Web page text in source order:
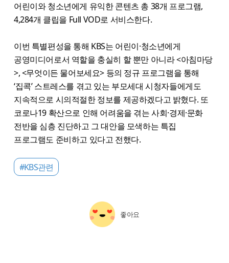
어린이와 청소년에게 유익한 콘텐츠 총 38개 프로그램,
4,284개 클립을 Full VOD로 서비스한다.
이번 특별편성을 통해 KBS는 어린이·청소년에게
공영미디어로서 역할을 충실히 할 뿐만 아니라 <아침마당
>, <무엇이든 물어보세요> 등의 정규 프로그램을 통해
‘집콕’ 스트레스를 겪고 있는 부모세대 시청자들에게도
지속적으로 시의적절한 정보를 제공하겠다고 밝혔다. 또
코로나19 확산으로 인해 어려움을 겪는 사회·경제·문화
전반을 심층 진단하고 그 대안을 모색하는 특집
프로그램도 준비하고 있다고 전했다.
#KBS관련
좋아요